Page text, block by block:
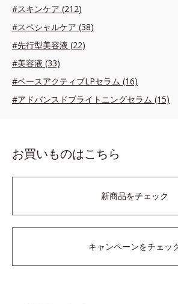
#スキンケア (212)
#スペシャルケア (38)
#先行型美容液 (22)
#美容液 (33)
#ベースアクティブLPセラム (16)
#アドバンスドブライトニングセラム (15)
お買いものはこちら
新商品をチェック
キャンペーンをチェッ